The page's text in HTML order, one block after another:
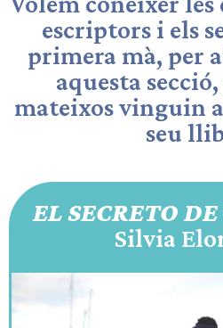
escriptors i els
primera mà, per
aquesta
mateixos vinguin
seu
EL SECRETO
Silvia